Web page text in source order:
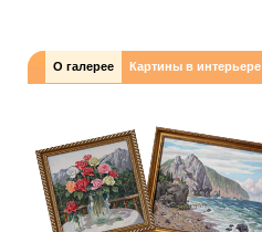
О галерее Картины в интерьере